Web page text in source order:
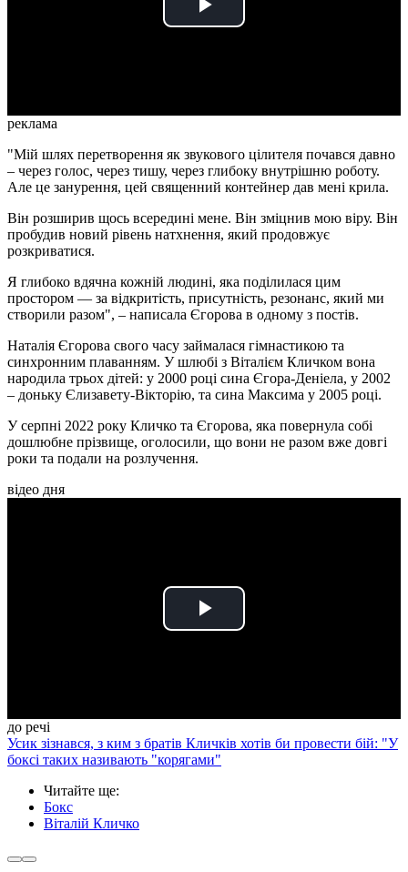
Play
реклама
"Мій шлях перетворення як звукового цілителя почався давно
– через голос, через тишу, через глибоку внутрішню роботу.
Але це занурення, цей священний контейнер дав мені крила.
Він розширив щось всередині мене. Він зміцнив мою віру. Він
пробудив новий рівень натхнення, який продовжує
розкриватися.
Я глибоко вдячна кожній людині, яка поділилася цим
простором — за відкритість, присутність, резонанс, який ми
створили разом", – написала Єгорова в одному з постів.
Наталія Єгорова свого часу займалася гімнастикою та
синхронним плаванням. У шлюбі з Віталієм Кличком вона
народила трьох дітей: у 2000 році сина Єгора-Деніела, у 2002
– доньку Єлизавету-Вікторію, та сина Максима у 2005 році.
У серпні 2022 року Кличко та Єгорова, яка повернула собі
дошлюбне прізвище, оголосили, що вони не разом вже довгі
роки та подали на розлучення.
відео дня
Play
до речі
Усик зізнався, з ким з братів Кличків хотів би провести бій: "У
боксі таких називають "корягами"
Читайте ще:
Бокс
Віталій Кличко